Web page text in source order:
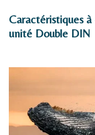
Caractéristiques à
unité Double DIN